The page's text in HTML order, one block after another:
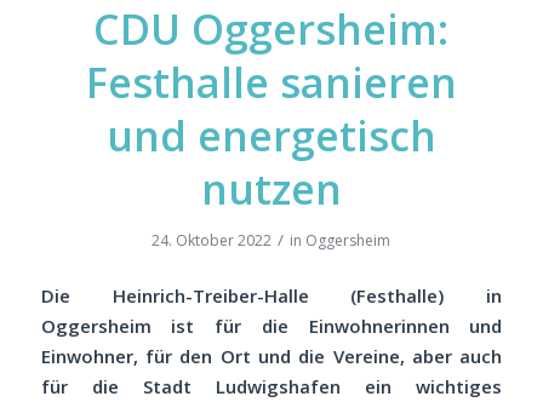
CDU Oggersheim:
Festhalle sanieren
und energetisch
nutzen
24. Oktober 2022 / in Oggersheim
Die Heinrich-Treiber-Halle (Festhalle) in
Oggersheim ist für die Einwohnerinnen und
Einwohner, für den Ort und die Vereine, aber auch
für die Stadt Ludwigshafen ein wichtiges